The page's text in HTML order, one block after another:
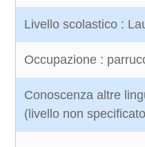
Livello scolastico :
Occupazione :
Conoscenza altre
(livello non